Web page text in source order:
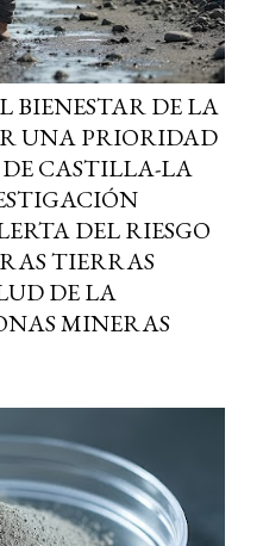
BIENESTAR DE LA
UNA PRIORIDAD
CASTILLA-LA
DEL RIESGO
TIERRAS
DE LA
MINERAS